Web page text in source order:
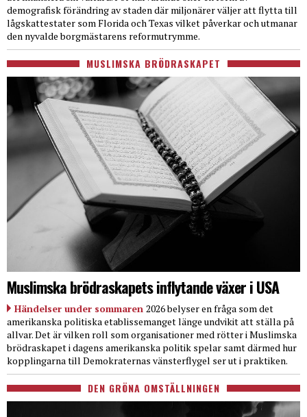
demografisk förändring av staden där miljonärer väljer att flytta till
lågskattestater som Florida och Texas vilket påverkar och utmanar
den nyvalde borgmästarens reformutrymme.
MUSLIMSKA BRÖDRASKAPET
Muslimska brödraskapets inflytande växer i USA
Händelser under sommaren 2026 belyser en fråga som det
amerikanska politiska etablissemanget länge undvikit att ställa på
allvar. Det är vilken roll som organisationer med rötter i Muslimska
brödraskapet i dagens amerikanska politik spelar samt därmed hur
kopplingarna till Demokraternas vänsterflygel ser ut i praktiken.
DEN GRÖNA OMSTÄLLNINGEN